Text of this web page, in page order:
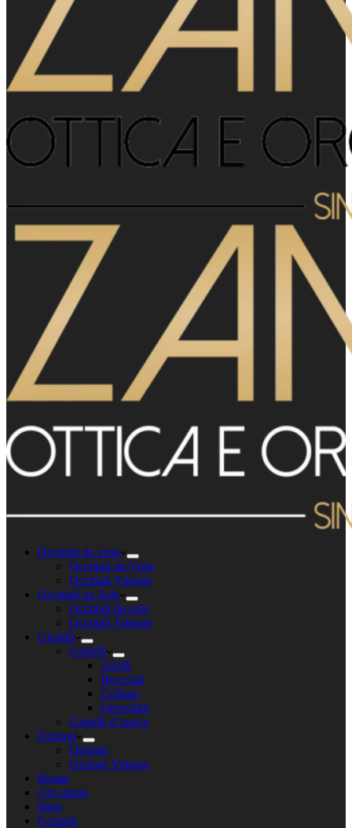
Occhiali da vista
Occhiali da Vista
Occhiali Vintage
Occhiali da Sole
Occhiali da sole
Occhiali Vintage
Gioielli
Gioielli
Anelli
Bracciali
Collane
Orecchini
Gioielli d’epoca
Orologi
Orologi
Orologi Vintage
Brand
Chi siamo
Blog
Contatti